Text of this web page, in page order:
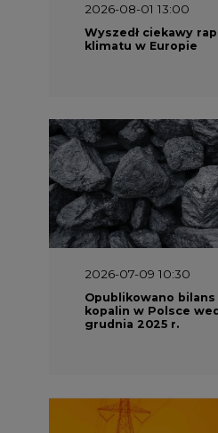
2026-08-01 13:00
Wyszedł ciekawy
klimatu w Europie
2026-07-09 10:30
Opublikowano bilans
kopalin w Polsce
grudnia 2025 r.